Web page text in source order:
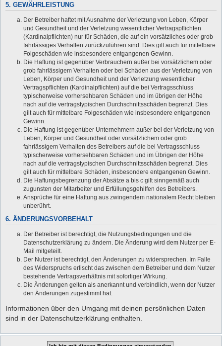
5. GEWÄHRLEISTUNG
Der Betreiber haftet mit Ausnahme der Verletzung von Leben, Körper
und Gesundheit und der Verletzung wesentlicher Vertragspflichten
(Kardinalpflichten) nur für Schäden, die auf ein vorsätzliches oder grob
fahrlässiges Verhalten zurückzuführen sind. Dies gilt auch für mittelbare
Folgeschäden wie insbesondere entgangenen Gewinn.
Die Haftung ist gegenüber Verbrauchern außer bei vorsätzlichem oder
grob fahrlässigem Verhalten oder bei Schäden aus der Verletzung von
Leben, Körper und Gesundheit und der Verletzung wesentlicher
Vertragspflichten (Kardinalpflichten) auf die bei Vertragsschluss
typischerweise vorhersehbaren Schäden und im übrigen der Höhe
nach auf die vertragstypischen Durchschnittsschäden begrenzt. Dies
gilt auch für mittelbare Folgeschäden wie insbesondere entgangenen
Gewinn.
Die Haftung ist gegenüber Unternehmern außer bei der Verletzung von
Leben, Körper und Gesundheit oder vorsätzlichem oder grob
fahrlässigem Verhalten des Betreibers auf die bei Vertragsschluss
typischerweise vorhersehbaren Schäden und im Übrigen der Höhe
nach auf die vertragstypischen Durchschnittsschäden begrenzt. Dies
gilt auch für mittelbare Schäden, insbesondere entgangenen Gewinn.
Die Haftungsbegrenzung der Absätze a bis c gilt sinngemäß auch
zugunsten der Mitarbeiter und Erfüllungsgehilfen des Betreibers.
Ansprüche für eine Haftung aus zwingendem nationalem Recht bleiben
unberührt.
6. ÄNDERUNGSVORBEHALT
Der Betreiber ist berechtigt, die Nutzungsbedingungen und die
Datenschutzerklärung zu ändern. Die Änderung wird dem Nutzer per E-
Mail mitgeteilt.
Der Nutzer ist berechtigt, den Änderungen zu widersprechen. Im Falle
des Widerspruchs erlischt das zwischen dem Betreiber und dem Nutzer
bestehende Vertragsverhältnis mit sofortiger Wirkung.
Die Änderungen gelten als anerkannt und verbindlich, wenn der Nutzer
den Änderungen zugestimmt hat.
Informationen über den Umgang mit deinen persönlichen Daten
sind in der Datenschutzerklärung enthalten.